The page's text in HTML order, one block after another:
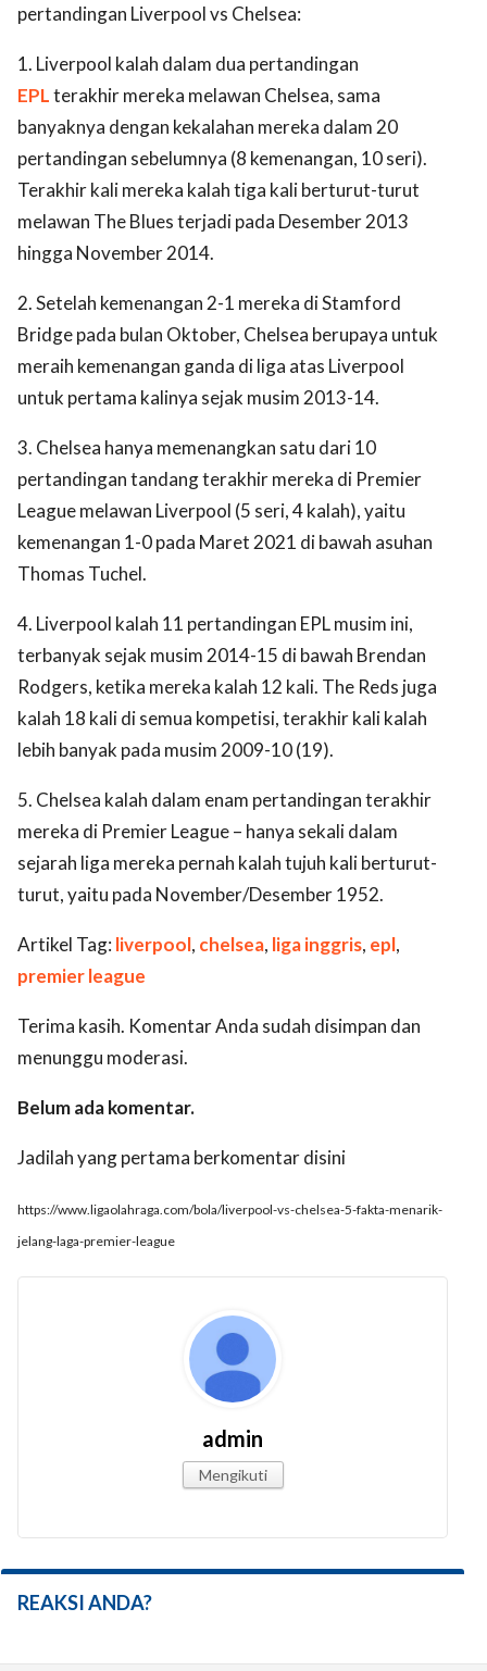
pertandingan Liverpool vs Chelsea:
1. Liverpool kalah dalam dua pertandingan
EPLterakhir mereka melawan Chelsea, sama
banyaknya dengan kekalahan mereka dalam 20
pertandingan sebelumnya (8 kemenangan, 10 seri).
Terakhir kali mereka kalah tiga kali berturut-turut
melawan The Blues terjadi pada Desember 2013
hingga November 2014.
2. Setelah kemenangan 2-1 mereka di Stamford
Bridge pada bulan Oktober, Chelsea berupaya untuk
meraih kemenangan ganda di liga atas Liverpool
untuk pertama kalinya sejak musim 2013-14.
3. Chelsea hanya memenangkan satu dari 10
pertandingan tandang terakhir mereka di Premier
League melawan Liverpool (5 seri, 4 kalah), yaitu
kemenangan 1-0 pada Maret 2021 di bawah asuhan
Thomas Tuchel.
4. Liverpool kalah 11 pertandingan EPL musim ini,
terbanyak sejak musim 2014-15 di bawah Brendan
Rodgers, ketika mereka kalah 12 kali. The Reds juga
kalah 18 kali di semua kompetisi, terakhir kali kalah
lebih banyak pada musim 2009-10 (19).
5. Chelsea kalah dalam enam pertandingan terakhir
mereka di Premier League – hanya sekali dalam
sejarah liga mereka pernah kalah tujuh kali berturut-
turut, yaitu pada November/Desember 1952.
Artikel Tag: liverpool, chelsea, liga inggris, epl,
premier league
Terima kasih. Komentar Anda sudah disimpan dan
menunggu moderasi.
Belum ada komentar.
Jadilah yang pertama berkomentar disini
https://www.ligaolahraga.com/bola/liverpool-vs-chelsea-5-fakta-menarik-
jelang-laga-premier-league
admin
Mengikuti
REAKSI ANDA?